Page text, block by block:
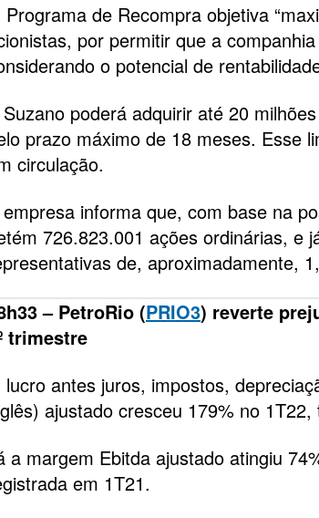
Programa de Recompra objetiva
por permitir que a
o potencial de
poderá adquirir até 20
prazo máximo de 18 meses. Esse
circulação.
informa que, com base na
726.823.001 ações ordinárias, e
de, aproximadamente,
– PetroRio (PRIO3) reverte
trimestre
lucro antes juros, impostos,
ajustado cresceu 179% no
a margem Ebitda ajustado atingiu
em 1T21.